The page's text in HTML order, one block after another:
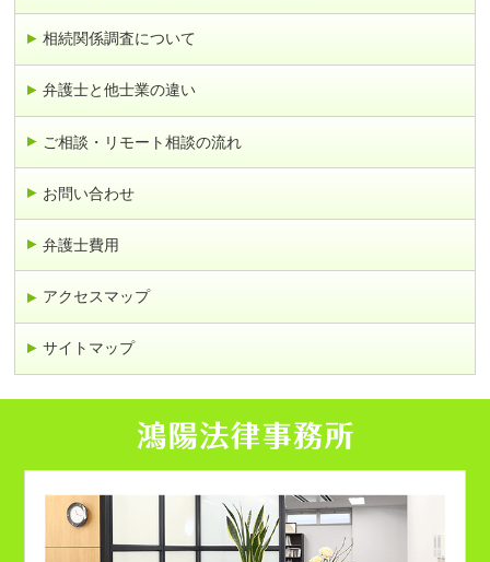
相続関係調査について
弁護士と他士業の違い
ご相談・リモート相談の流れ
お問い合わせ
弁護士費用
アクセスマップ
サイトマップ